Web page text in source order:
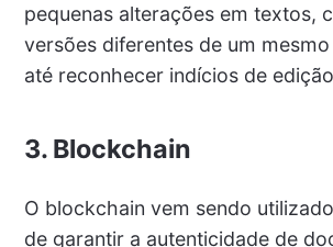
pequenas alterações em textos,
versões diferentes de um
até reconhecer indícios de
3. Blockchain
O blockchain vem sendo
de garantir a autenticidade de